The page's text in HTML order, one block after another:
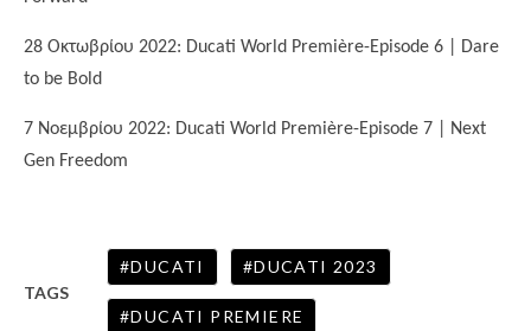
28 Οκτωβρίου 2022: Ducati World Première-Episode 6 | Dare
to be Bold
7 Νοεμβρίου 2022: Ducati World Première-Episode 7 | Next
Gen Freedom
TAGS
DUCATI DUCATI 2023
DUCATI PREMIERE